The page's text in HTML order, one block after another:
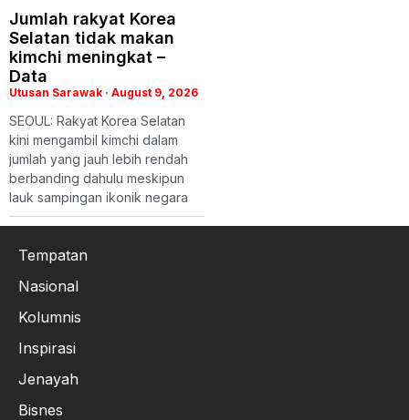
Jumlah rakyat Korea
Selatan tidak makan
kimchi meningkat –
Data
Utusan Sarawak August 9, 2026
SEOUL: Rakyat Korea Selatan
kini mengambil kimchi dalam
jumlah yang jauh lebih rendah
berbanding dahulu meskipun
lauk sampingan ikonik negara
Tempatan
Nasional
Kolumnis
Inspirasi
Jenayah
Bisnes